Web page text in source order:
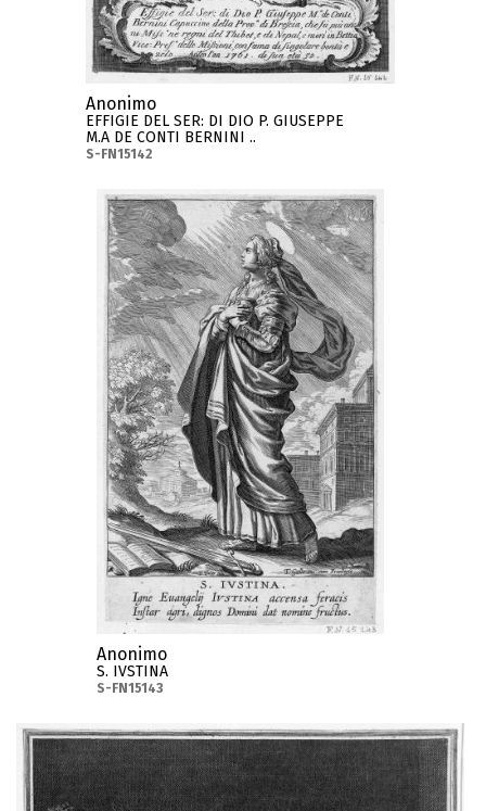
Anonimo
EFFIGIE DEL SER: DI DIO P. GIUSEPPE
M.A DE CONTI BERNINI ..
S-FN15142
Anonimo
S. IVSTINA
S-FN15143